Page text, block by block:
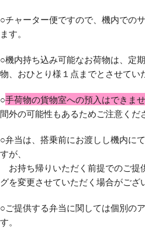
○チャーター便ですので、機内での
ます。
○機内持ち込み可能なお荷物は、定
物、おひとり様１点までとさせてい
○手荷物の貨物室への預入はできま
間外の可能性もあるためご注意くだ
○弁当は、搭乗前にお渡しし機内に
すが、
お持ち帰りいただく前提でのご提
グを変更させていただく場合がござ
○ご提供する弁当に関しては個別の
す。